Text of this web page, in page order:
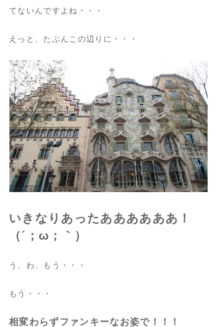
てないんですよね・・・
えっと、たぶんこの辺りに・・・
いきなりあったああああああ！
（´；ω；｀）
う、わ、もう・・・
もう・・・
相変わらずファンキーなお姿で！！！